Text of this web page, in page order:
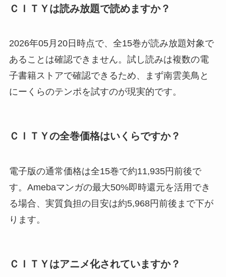
ＣＩＴＹは読み放題で読めますか？
2026年05月20日時点で、全15巻が読み放題対象で
あることは確認できません。試し読みは複数の電
子書籍ストアで確認できるため、まず南雲美鳥と
にーくらのテンポを試すのが現実的です。
ＣＩＴＹの全巻価格はいくらですか？
電子版の通常価格は全15巻で約11,935円前後で
す。Amebaマンガの最大50%即時還元を活用でき
る場合、実質負担の目安は約5,968円前後まで下が
ります。
ＣＩＴＹはアニメ化されていますか？